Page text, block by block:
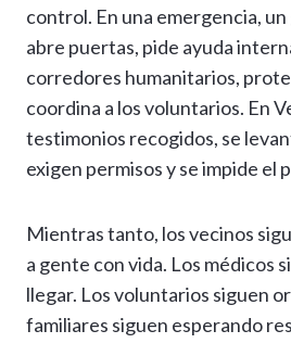
control. En una emergencia,
abre puertas, pide ayuda
corredores humanitarios,
coordina a los voluntarios. En
testimonios recogidos, se
exigen permisos y se impide el
Mientras tanto, los vecinos
a gente con vida. Los médicos
llegar. Los voluntarios siguen
familiares siguen esperando